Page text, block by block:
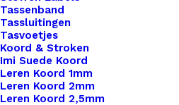
Tassenband
Tassluitingen
Tasvoetjes
Koord & Stroken
Imi Suede Koord
Leren Koord 1mm
Leren Koord 2mm
Leren Koord 2,5mm
Label
Met
Met
Diverse
Sluitingen
Stoer
Toevoegen aan
Toevoegen aan verlanglijst